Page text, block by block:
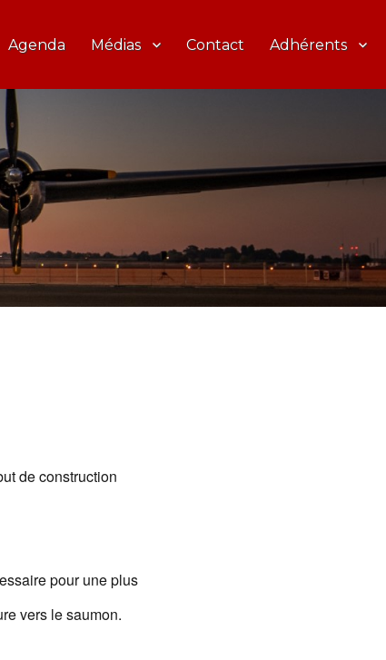
Agenda Médias Contact Adhérents
de construction
pour une plus
vers le saumon.